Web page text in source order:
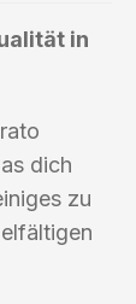
in
dich
zu